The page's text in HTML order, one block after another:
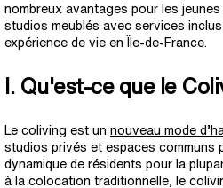
nombreux avantages pour les
studios meublés avec services
expérience de vie en Île-de-France.
I. Qu'est-ce que le
Le coliving est un nouveau mode
studios privés et espaces communs
dynamique de résidents pour la
à la colocation traditionnelle, le